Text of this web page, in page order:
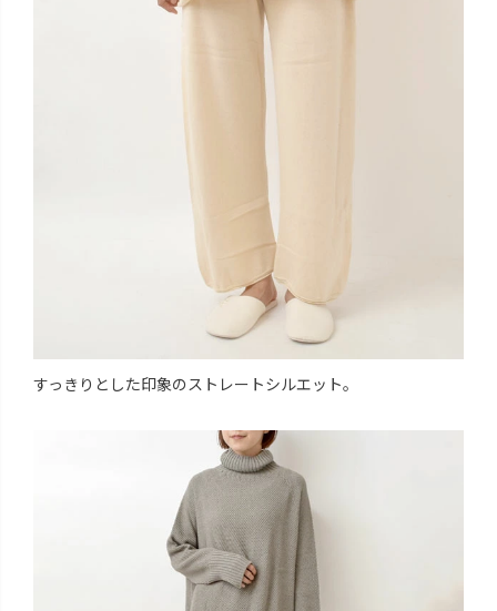
すっきりとした印象のストレートシルエット。